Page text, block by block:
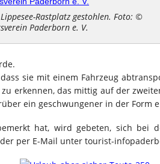
Rastplatz gestohlen. Foto: ©
Paderborn e. V.
sie mit einem Fahrzeug
zu erkennen, das mittig auf der
ein geschwungener in der Form
hat, wird gebeten, sich bei
per E-Mail unter tourist-